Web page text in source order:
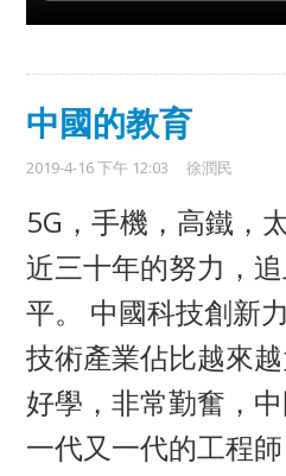
中國的教育
2019-4-16 下午 12:03 徐潤民
5G，手機，高鐵，
近三十年的努力，
平。 中國科技創新
技術產業佔比越來
好學，非常勤奮，
一代又一代的工程